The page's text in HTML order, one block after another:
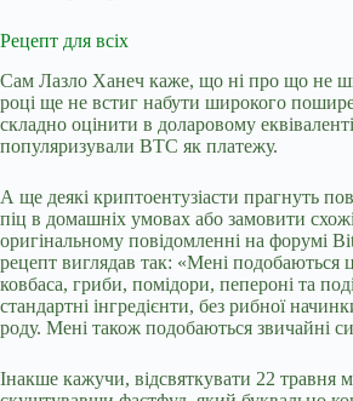
Рецепт для всіх
Сам Лазло Ханеч каже, що ні про що не
році ще не встиг набути широкого
складно оцінити в доларовому
популяризували BTC як платежу.
А ще деякі криптоентузіасти прагнуть
піц в домашніх умовах або замовити
оригінальному повідомленні на форумі
рецепт виглядав так: «Мені подобаються
ковбаса, гриби, помідори, пепероні та
стандартні інгредієнти, без рибної
роду. Мені також подобаються звичайні
Інакше кажучи, відсвяткувати 22 травня